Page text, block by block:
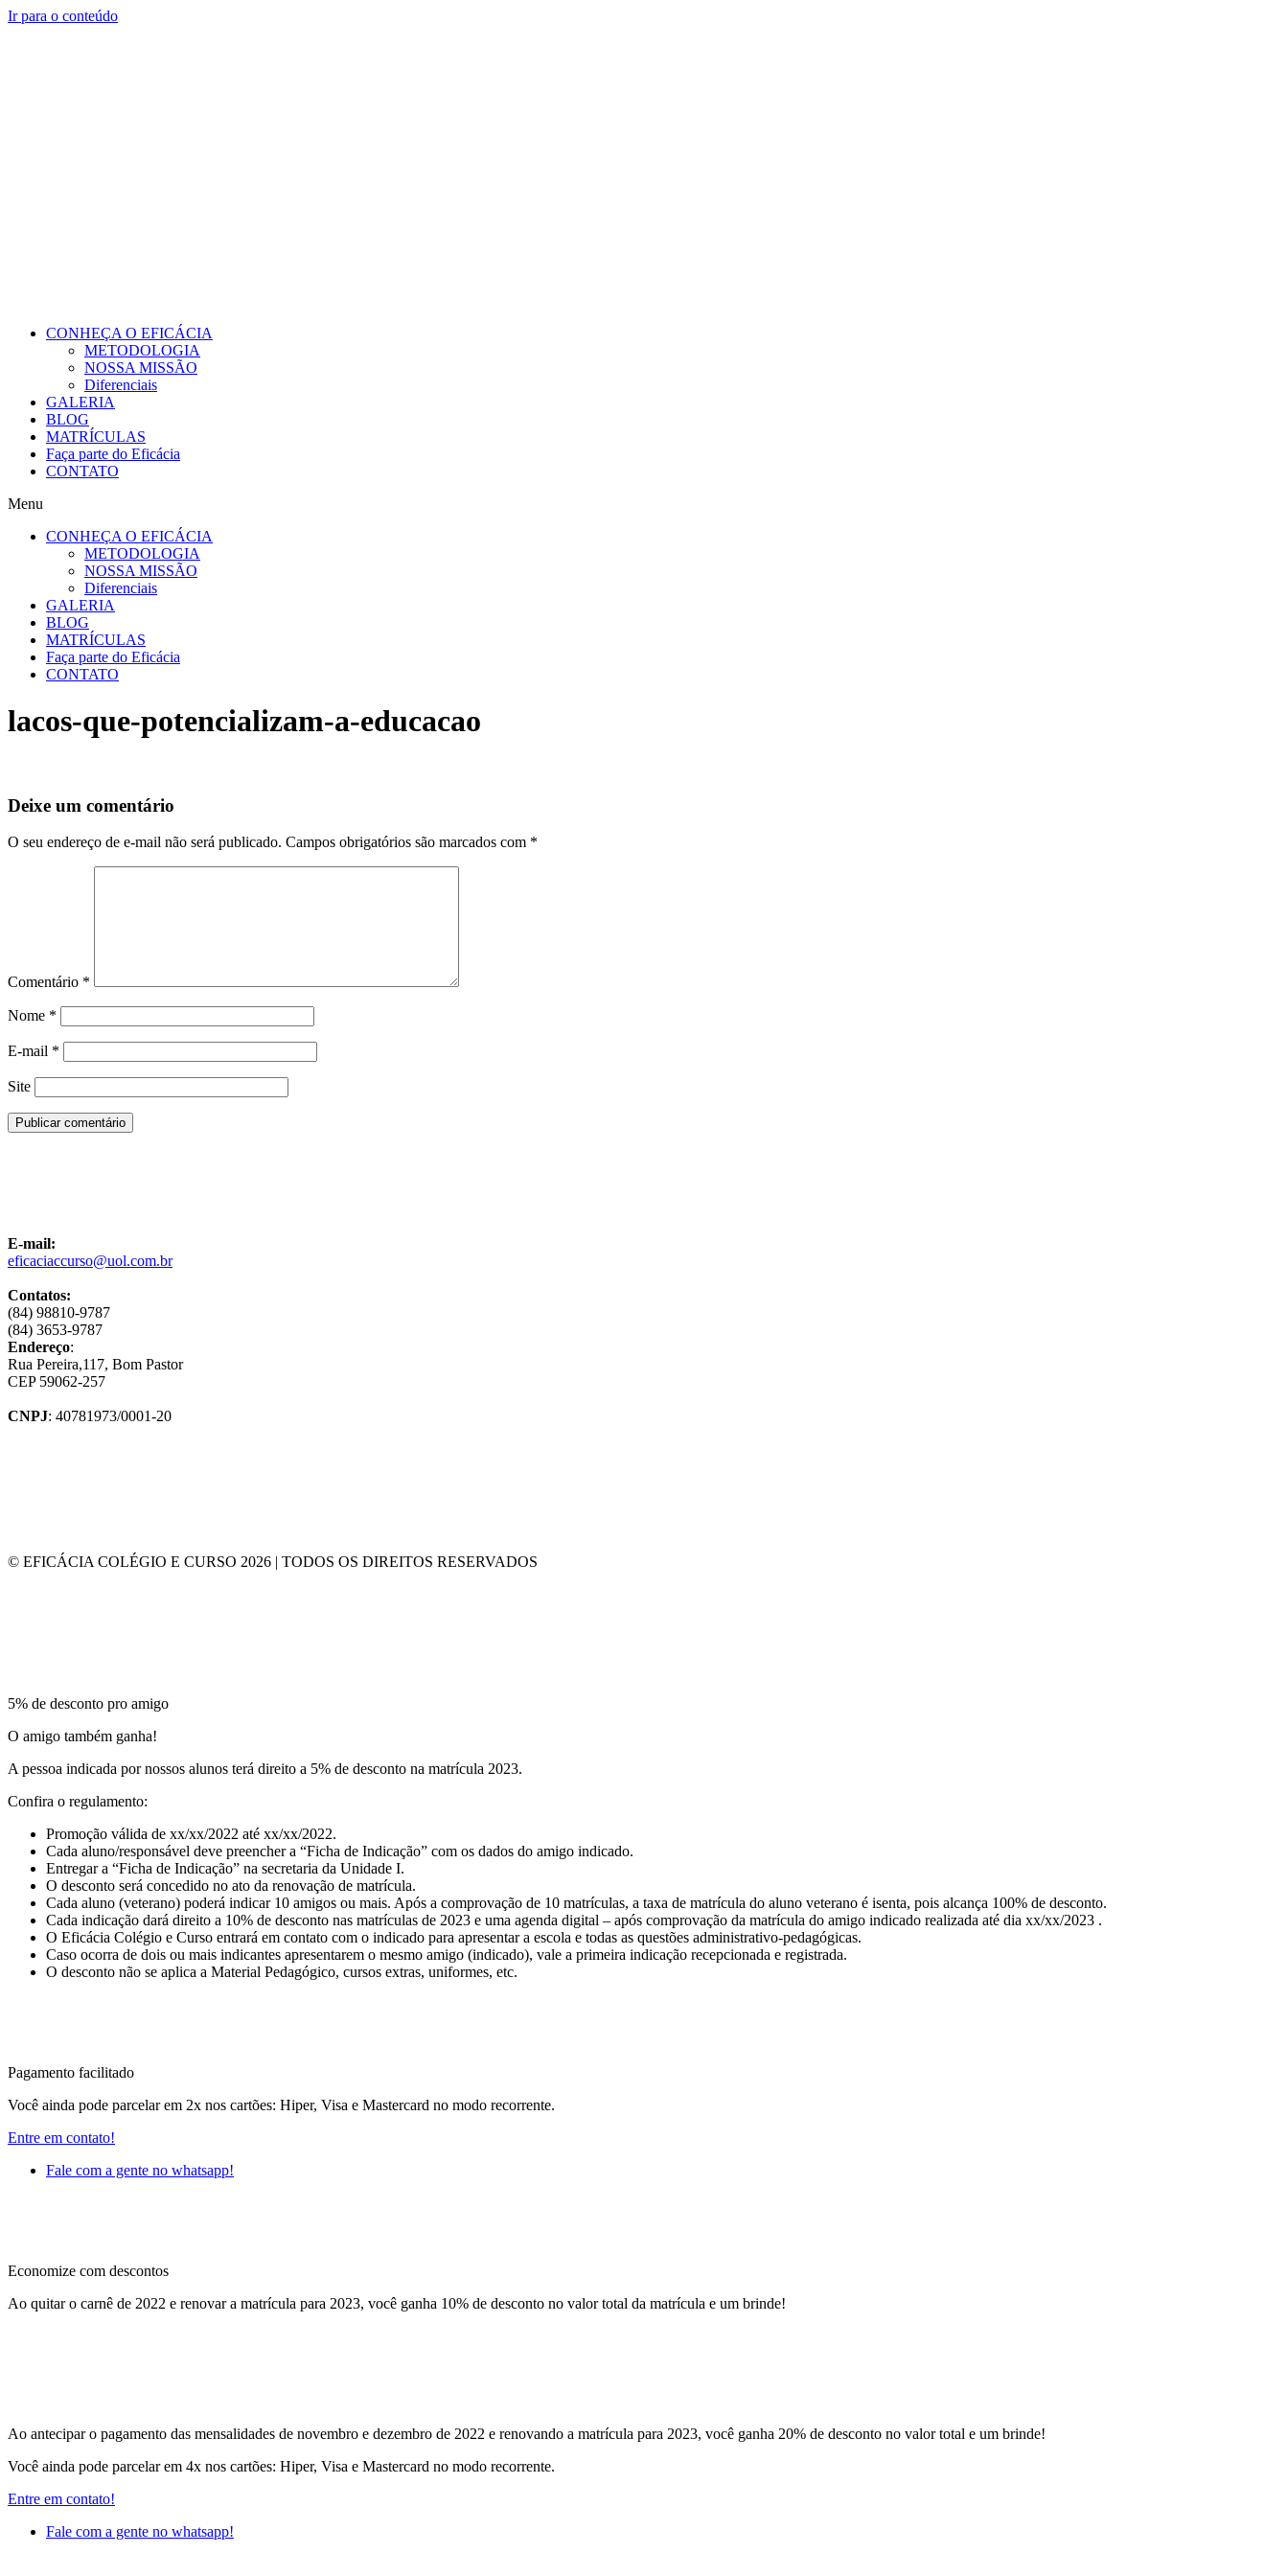
Ir para o conteúdo
CONHEÇA O EFICÁCIA
METODOLOGIA
NOSSA MISSÃO
Diferenciais
GALERIA
BLOG
MATRÍCULAS
Faça parte do Eficácia
CONTATO
Menu
CONHEÇA O EFICÁCIA
METODOLOGIA
NOSSA MISSÃO
Diferenciais
GALERIA
BLOG
MATRÍCULAS
Faça parte do Eficácia
CONTATO
lacos-que-potencializam-a-educacao
Deixe um comentário
O seu endereço de e-mail não será publicado. Campos obrigatórios são marcados com *
Comentário *
Nome *
E-mail *
Site
E-mail:
eficaciaccurso@uol.com.br
Contatos:
(84) 98810-9787
(84) 3653-9787
Endereço:
Rua Pereira,117, Bom Pastor
CEP 59062-257
CNPJ: 40781973/0001-20
© EFICÁCIA COLÉGIO E CURSO 2026 | TODOS OS DIREITOS RESERVADOS
5% de desconto pro amigo
O amigo também ganha!
A pessoa indicada por nossos alunos terá direito a 5% de desconto na matrícula 2023.
Confira o regulamento:
Promoção válida de xx/xx/2022 até xx/xx/2022.
Cada aluno/responsável deve preencher a “Ficha de Indicação” com os dados do amigo indicado.
Entregar a “Ficha de Indicação” na secretaria da Unidade I.
O desconto será concedido no ato da renovação de matrícula.
Cada aluno (veterano) poderá indicar 10 amigos ou mais. Após a comprovação de 10 matrículas, a taxa de matrícula do aluno veterano é isenta, pois alcança 100% de desconto.
Cada indicação dará direito a 10% de desconto nas matrículas de 2023 e uma agenda digital – após comprovação da matrícula do amigo indicado realizada até dia xx/xx/2023 .
O Eficácia Colégio e Curso entrará em contato com o indicado para apresentar a escola e todas as questões administrativo-pedagógicas.
Caso ocorra de dois ou mais indicantes apresentarem o mesmo amigo (indicado), vale a primeira indicação recepcionada e registrada.
O desconto não se aplica a Material Pedagógico, cursos extras, uniformes, etc.
Pagamento facilitado
Você ainda pode parcelar em 2x nos cartões: Hiper, Visa e Mastercard no modo recorrente.
Entre em contato!
Fale com a gente no whatsapp!
Economize com descontos
Ao quitar o carnê de 2022 e renovar a matrícula para 2023, você ganha 10% de desconto no valor total da matrícula e um brinde!
Ao antecipar o pagamento das mensalidades de novembro e dezembro de 2022 e renovando a matrícula para 2023, você ganha 20% de desconto no valor total e um brinde!
Você ainda pode parcelar em 4x nos cartões: Hiper, Visa e Mastercard no modo recorrente.
Entre em contato!
Fale com a gente no whatsapp!